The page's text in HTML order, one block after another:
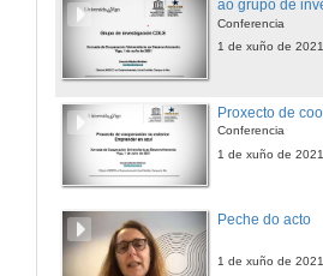
Conferencia
1 de xuño de 2021
Conferencia
1 de xuño de 2021
Peche do acto
1 de xuño de 2021